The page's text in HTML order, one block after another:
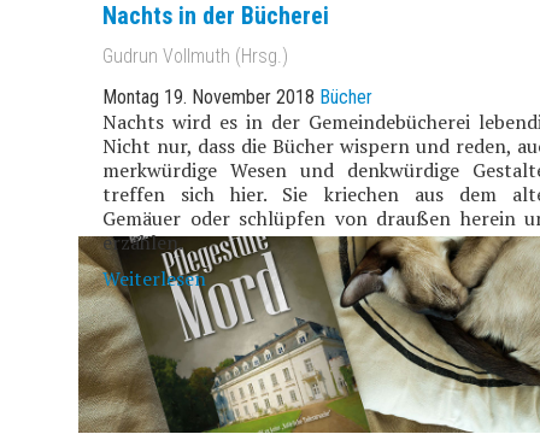
Nachts in der Bücherei
Gudrun Vollmuth (Hrsg.)
Montag 19. November 2018 Bücher
Nachts wird es in der Gemeindebücherei
Nicht nur, dass die Bücher wispern und reden,
merkwürdige Wesen und denkwürdige
treffen sich hier. Sie kriechen aus dem
Gemäuer oder schlüpfen von draußen herein
erzählen.
Weiterlesen